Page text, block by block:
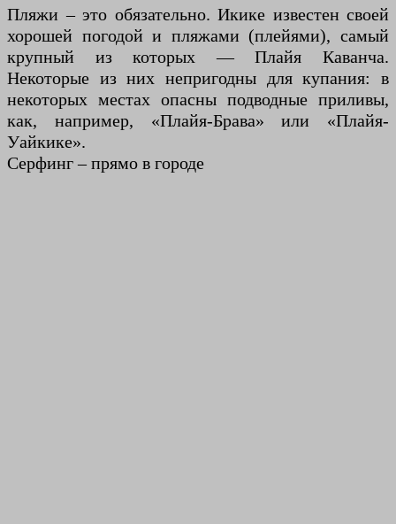
Пляжи – это обязательно. Икике известен своей
хорошей погодой и пляжами (плейями), самый
крупный из которых — Плайя Каванча.
Некоторые из них непригодны для купания: в
некоторых местах опасны подводные приливы,
как, например, «Плайя-Брава» или «Плайя-
Уайкике».
Серфинг – прямо в городе